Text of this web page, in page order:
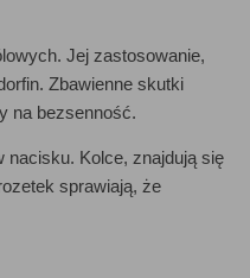
Jej zastosowanie,
Zbawienne skutki
na bezsenność.
nacisku. Kolce, znajdują się
sprawiają, że